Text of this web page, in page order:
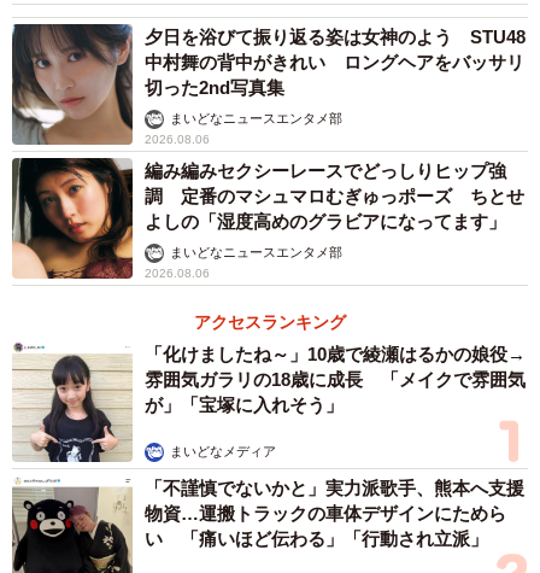
夕日を浴びて振り返る姿は女神のよう STU48
中村舞の背中がきれい ロングヘアをバッサリ
切った2nd写真集
まいどなニュースエンタメ部
2026.08.06
編み編みセクシーレースでどっしりヒップ強
調 定番のマシュマロむぎゅっポーズ ちとせ
よしの「湿度高めのグラビアになってます」
まいどなニュースエンタメ部
2026.08.06
アクセスランキング
「化けましたね～」10歳で綾瀬はるかの娘役→
雰囲気ガラリの18歳に成長 「メイクで雰囲気
が」「宝塚に入れそう」
まいどなメディア
「不謹慎でないかと」実力派歌手、熊本へ支援
物資…運搬トラックの車体デザインにためら
い 「痛いほど伝わる」「行動され立派」